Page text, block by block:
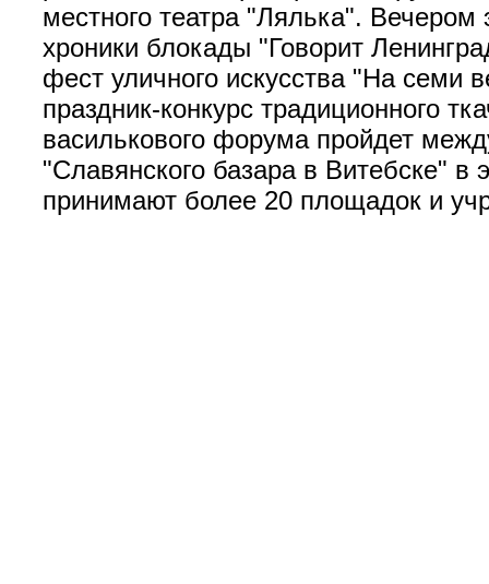
местного театра "Лялька". Вечером
хроники блокады "Говорит
фест уличного искусства "На семи
праздник-конкурс традиционного
василькового форума пройдет
"Славянского базара в Витебске" в
принимают более 20 площадок и